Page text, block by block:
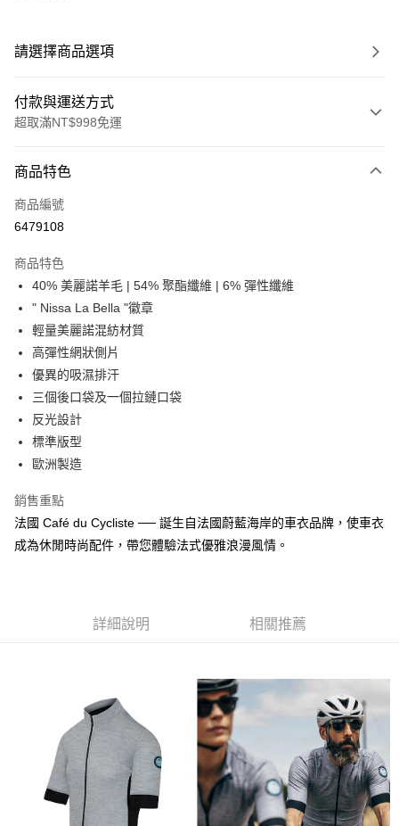
請選擇商品選項
付款與運送方式
超取滿NT$998免運
信用卡一次付款
信用卡分期付款
合作金庫商業銀行
華南商業銀行
彰化商業銀行
上海商業儲蓄銀行
國泰世華商業銀行
臺灣中小企業銀行
匯豐（台灣）商業銀行
聯邦商業銀行
元大商業銀行
玉山商業銀行
台新國際商業銀行
台灣樂天信用卡公司
超商取貨付款
LINE Pay
Apple Pay
街口支付
Google Pay
大哥付你分期
相關說明
【大哥付你分期使用說明】
3.實際核准額度、可分期數及費用金額請依後續交易確認頁面所載為準。
1.分期款項不併入電信帳單，「大哥付你分期」於每月結算日後寄送繳費提
2.透過簡訊連結打開帳單後，可選擇「超商條碼／台灣大直營門市／銀行轉
帳／街口支付／iPASS MONEY」等通路繳費。
【注意事項】
1.本服務係由「台灣大哥大股份有限公司」（以下簡稱本公司）所提供，讓
用戶於交易時，得透過本服務購買商品或服務，並由商店將買賣／分期付款
AFTEE先享後付是「在收到商品之後才付款」的支付方式。 讓您購物簡單
３．安心：先確認商品／服務後，再付款。
【「AFTEE先享後付」結帳流程】
１．於結帳方式選擇「AFTEE先享後付」後，將跳轉至「AFTEE先享後付」
結帳頁面，進行簡訊認證並確認金額後，即可完成結帳。
２．訂單成立數日內，您將收到繳費通知簡訊。
３．收到繳費通知簡訊後14天內，點擊此簡訊中的連結，可透過四大超商／
ATM／網路銀行／等多元方式進行付款，方視為交易完成。
※ 請注意：結帳手續完成當下不需立刻繳費，但若您需要取消訂單，請聯絡
每筆NT$60，滿NT$998(含以上)免運費
全家純取貨
每筆NT$60，滿NT$998(含以上)免運費
7-11取貨付款
商品特色
商品編號
6479108
商品特色
40% 美麗諾羊毛 | 54% 聚酯纖維 | 6% 彈性纖維
" Nissa La Bella "徽章
輕量美麗諾混紡材質
高彈性網狀側片
優異的吸濕排汗
三個後口袋及一個拉鏈口袋
反光設計
標準版型
歐洲製造
銷售重點
法國 Café du Cycliste ── 誕生自法國蔚藍海岸的車衣品牌，使車衣
成為休閒時尚配件，帶您體驗法式優雅浪漫風情。
詳細說明 相關推薦